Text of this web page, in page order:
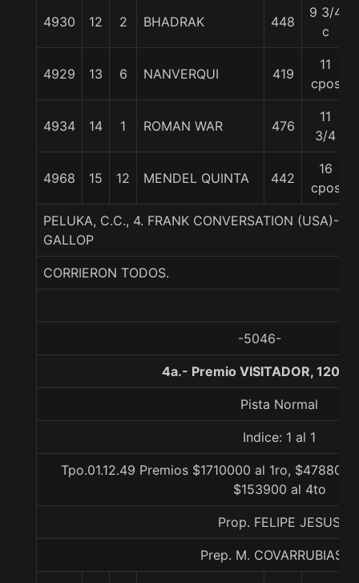
4930 12 2 BHADRAK 448
9 3/4
c
4929 13 6 NANVERQUI 419
11
cpos
4934 14 1 ROMAN WAR 476
11
3/4
4968 15 12 MENDEL QUINTA 442
16
cpos
PELUKA, C.C., 4. FRANK CONVERSATION (USA)-LA
GALLOP
CORRIERON TODOS.
-5046-
4a.- Premio VISITADOR, 1200
Pista Normal
Indice: 1 al 1
Tpo.01.12.49 Premios $1710000 al 1ro,
$153900 al 4to
Prop. FELIPE JESUS
Prep. M. COVARRUBIAS E.